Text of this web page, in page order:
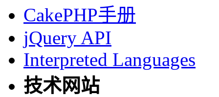
CakePHP手册
jQuery API
Interpreted Languages
技术网站